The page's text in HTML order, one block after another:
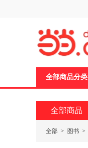
全部商品分类
全部商品
全部 > 图书 >
页